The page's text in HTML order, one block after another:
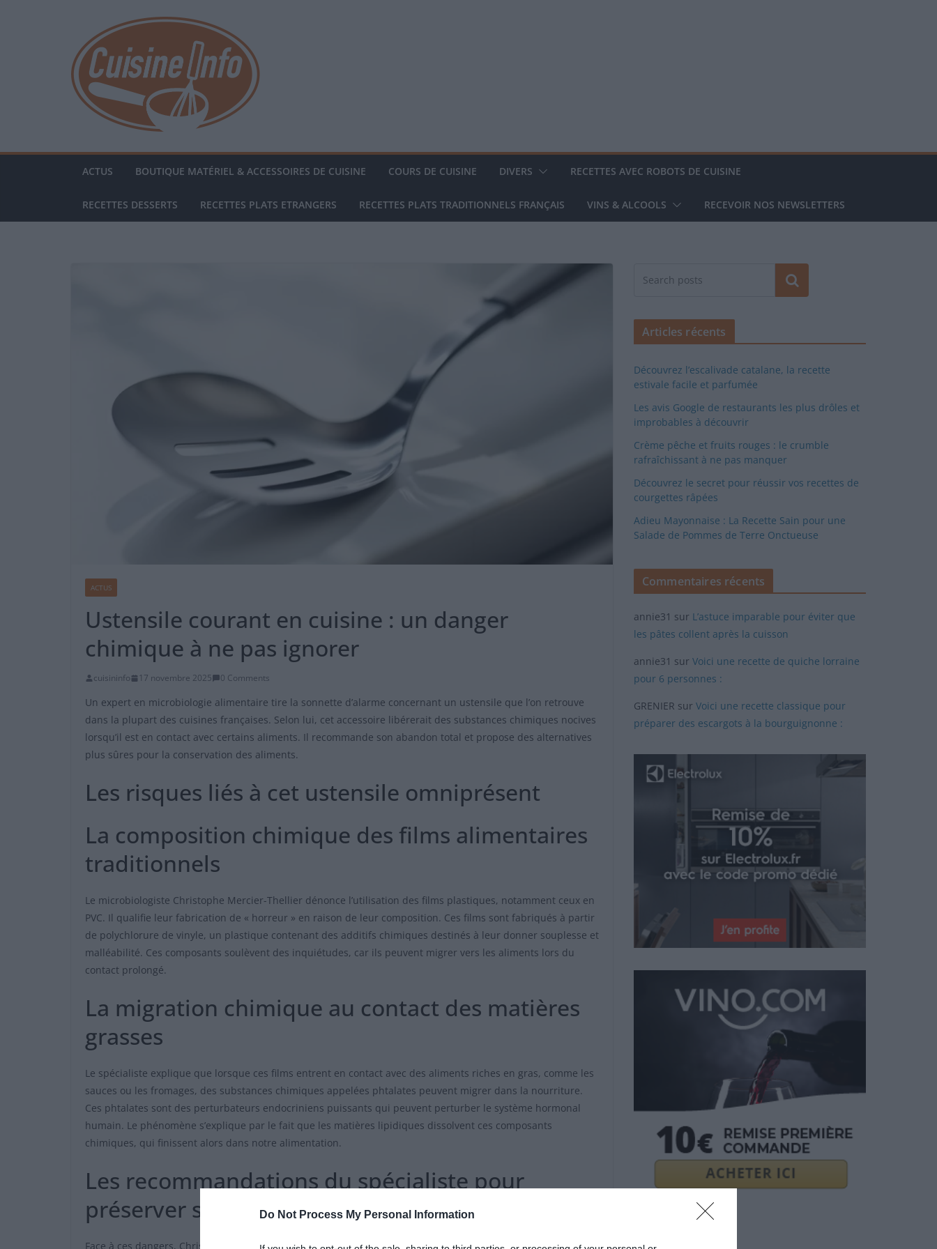
Do Not Process My Personal Information
ACTUS BOUTIQUE MATÉRIEL & ACCESSOIRES DE CUISINE COURS DE CUISINE DIVERS RECETTES AVEC ROBOTS DE CUISINE
RECETTES DESSERTS RECETTES PLATS ETRANGERS RECETTES PLATS TRADITIONNELS FRANÇAIS VINS & ALCOOLS RECEVOIR NOS NEWSLETTERS
ACTUS
Ustensile courant en cuisine : un danger
chimique à ne pas ignorer
cuisininfo 17 novembre 2025 0 Comments
Un expert en microbiologie alimentaire tire la sonnette d’alarme concernant un ustensile que l’on retrouve
dans la plupart des cuisines françaises. Selon lui, cet accessoire libérerait des substances chimiques nocives
lorsqu’il est en contact avec certains aliments. Il recommande son abandon total et propose des alternatives
plus sûres pour la conservation des aliments.
Les risques liés à cet ustensile omniprésent
La composition chimique des films alimentaires
traditionnels
Le microbiologiste Christophe Mercier-Thellier dénonce l’utilisation des films plastiques, notamment ceux en
PVC. Il qualifie leur fabrication de « horreur » en raison de leur composition. Ces films sont fabriqués à partir
de polychlorure de vinyle, un plastique contenant des additifs chimiques destinés à leur donner souplesse et
malléabilité. Ces composants soulèvent des inquiétudes, car ils peuvent migrer vers les aliments lors du
contact prolongé.
La migration chimique au contact des matières
grasses
Le spécialiste explique que lorsque ces films entrent en contact avec des aliments riches en gras, comme les
sauces ou les fromages, des substances chimiques appelées phtalates peuvent migrer dans la nourriture.
Ces phtalates sont des perturbateurs endocriniens puissants qui peuvent perturber le système hormonal
humain. Le phénomène s’explique par le fait que les matières lipidiques dissolvent ces composants
chimiques, qui finissent alors dans notre alimentation.
Les recommandations du spécialiste pour
préserver sa santé
Face à ces dangers, Christophe Mercier-Thellier recommande de ne plus utiliser ces films plastiques. Il
Rechercher
Articles récents
Découvrez l’escalivade catalane, la recette
estivale facile et parfumée
Les avis Google de restaurants les plus drôles et
improbables à découvrir
Crème pêche et fruits rouges : le crumble
rafraîchissant à ne pas manquer
Découvrez le secret pour réussir vos recettes de
courgettes râpées
Adieu Mayonnaise : La Recette Sain pour une
Salade de Pommes de Terre Onctueuse
Commentaires récents
annie31 sur L’astuce imparable pour éviter que
les pâtes collent après la cuisson
annie31 sur Voici une recette de quiche lorraine
pour 6 personnes :
GRENIER sur Voici une recette classique pour
préparer des escargots à la bourguignonne :